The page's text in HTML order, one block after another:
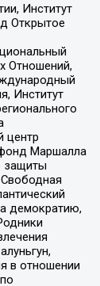
Институт
Открытое
Отношений,
Институт
центр
Маршалла
защиты
демократию,
в отношении